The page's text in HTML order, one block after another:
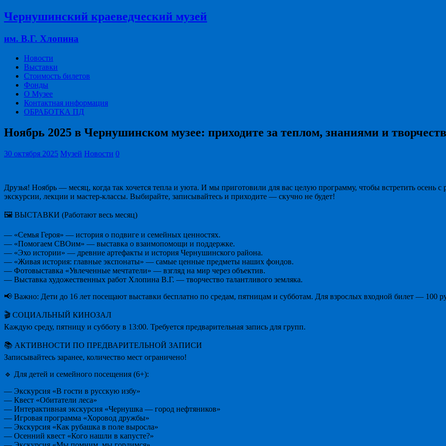
Чернушинский краеведческий музей
им. В.Г. Хлопина
Новости
Выставки
Стоимость билетов
Фонды
О Музее
Контактная информация
ОБРАБОТКА ПД
Ноябрь 2025 в Чернушинском музее: приходите за теплом, знаниями и
30 октября 2025 Музей Новости 0
Друзья! Ноябрь — месяц, когда так хочется тепла и уюта. И мы приготовили для вас целую программу, чтобы встретить осень
экскурсии, лекции и мастер-классы. Выбирайте, записывайтесь и приходите — скучно не будет!
🖼 ВЫСТАВКИ (Работают весь месяц)
— «Семья Героя» — история о подвиге и семейных ценностях.
— «Помогаем СВОим» — выставка о взаимопомощи и поддержке.
— «Эхо истории» — древние артефакты и история Чернушинского района.
— «Живая история: главные экспонаты» — самые ценные предметы наших фондов.
— Фотовыставка «Увлеченные мечтатели» — взгляд на мир через объектив.
— Выставка художественных работ Хлопина В.Г. — творчество талантливого земляка.
📢 Важно: Дети до 16 лет посещают выставки бесплатно по средам, пятницам и субботам. Для взрослых входной билет — 100
🎬 СОЦИАЛЬНЫЙ КИНОЗАЛ
Каждую среду, пятницу и субботу в 13:00. Требуется предварительная запись для групп.
📚 АКТИВНОСТИ ПО ПРЕДВАРИТЕЛЬНОЙ ЗАПИСИ
Записывайтесь заранее, количество мест ограничено!
🔹 Для детей и семейного посещения (6+):
— Экскурсия «В гости в русскую избу»
— Квест «Обитатели леса»
— Интерактивная экскурсия «Чернушка — город нефтяников»
— Игровая программа «Хоровод дружбы»
— Экскурсия «Как рубашка в поле выросла»
— Осенний квест «Кого нашли в капусте?»